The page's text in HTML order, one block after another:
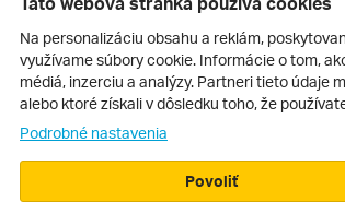
Na personalizáciu obsahu a reklám,
využívame súbory cookie. Informácie o tom,
médiá, inzerciu a analýzy. Partneri tieto údaje
alebo ktoré získali v dôsledku toho, že
Podrobné nastavenia
Povoliť